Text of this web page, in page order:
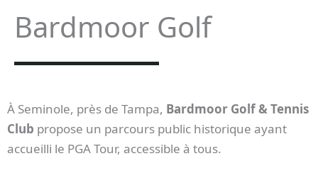
Bardmoor Golf
À Seminole, près de Tampa, Bardmoor Golf & Tennis
Club propose un parcours public historique ayant
accueilli le PGA Tour, accessible à tous.